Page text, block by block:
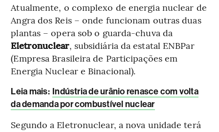
Atualmente, o complexo de energia nuclear de
Angra dos Reis – onde funcionam outras duas
plantas – opera sob o guarda-chuva da
Eletronuclear, subsidiária da estatal ENBPar
(Empresa Brasileira de Participações em
Energia Nuclear e Binacional).
Leia mais: Indústria de urânio renasce com volta
da demanda por combustível nuclear
Segundo a Eletronuclear, a nova unidade terá